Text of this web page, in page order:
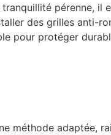
pérenne,
des grilles anti-
pour protéger
méthode adaptée,